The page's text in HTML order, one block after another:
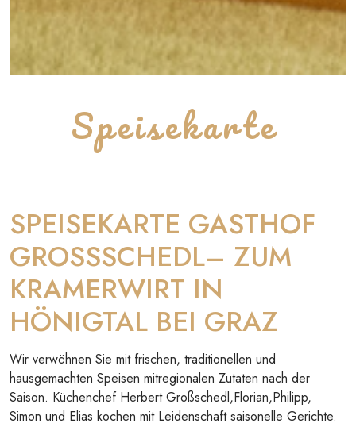
Speisekarte
SPEISEKARTE GASTHOF
GROSSSCHEDL– ZUM
KRAMERWIRT IN
HÖNIGTAL BEI GRAZ
Wir verwöhnen Sie mit frischen, traditionellen und
hausgemachten Speisen mitregionalen Zutaten nach der
Saison. Küchenchef Herbert Großschedl,Florian,Philipp,
Simon und Elias kochen mit Leidenschaft saisonelle Gerichte.